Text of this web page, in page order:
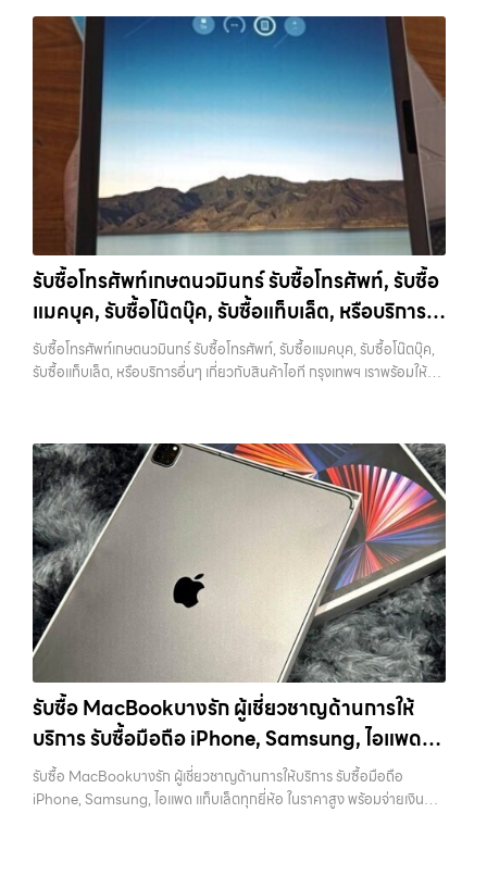
วัชรพล, รามอินทรา, รวมถึง บางนา, บางพลี, เกษตรนวมินทร์, เสนานิคม,
วังหินไม่ว่าคุณจะต้องการ รับซื้อโทรศัพท์, รับซื้อแมคบุค, รับซื้อโน๊ตบุ๊ค, รับ
ซื้อแท็บเล็ต, หรือบริการอื่นๆ เกี่ยวกับสินค้าไอที กรุงเทพฯ – เราพร้อมให้
บริการครบวงจร บริการของเรา เราให้บริการแบบครบวงจรสำหรับลูกค้าที่
ต้องการขายอุปกรณ์ไอที…
ต้องการเปลี่ยนรุ่น หรือต้องการเงินด่วน เราจึงมอบบริการประเมินสภาพ
เครื่อง ฟรี ปราบปรามความยุ่งยากทั้งหลาย โดยเน้น โปร่งใส มั่นใจได้ และ
จ่ายเงินทันทีเมื่อตกลงซื้อขายสำเร็จ บริการของเราครอบคลุมทั้ง iPhone
สายใหม่-เก่า, Samsung ทุกรุ่น, iPad และแท็บเล็ตทุกแบรนด์ เรารับถึงแม้
จะอยู่ในสภาพใช้งานแล้ว ตกแต่งแล้ว หรือมีรอยบ้าง เพราะมูลค่าของเครื่อง
ไม่ได้ขึ้นอยู่แค่ยี่ห้อ แต่ขึ้นอยู่กับสภาพจริง ความครบชุด และความสะดวกใน
การขายของคุณ เราจึงตั้งใจให้บริการในเขต ลาดพร้าว, รัชดา, บางรัก,
แจ้งวัฒนะ, บางแค, วัชรพล, รามอินทรา, บางนา, บางพลี, เกษตรนวมินทร์,
เสนานิคม, วังหิน อย่างเต็มที่ ไม่ว่าคุณจะค้นหาคำว่า “รับซื้อมือถือใกล้ฉัน”,
“รับซื้อโทรศัพท์มือสองกรุงเทพ”, “ขาย iPad ได้ราคา”, “รับซื้อแท็บเล็ต
กรุงเทพถึงที่”, หรือ “รับซื้อ Samsung มือสอง ราคาสูง” — ที่นี่คือคำตอบ
เพราะบริการของเรามุ่งตรงให้คุณได้รับราคาและความสะดวกสบายที่เหนือ
กว่า เลือกเราแล้วคุณจะได้บริการที่คุณไว้วางใจ พร้อมทีมงานที่พร้อม
อำนวยความสะดวก นัดรับถึงที่ ตรวจสภาพอย่างมืออาชีพ และจ่ายเงินทันที
ทั้งหมดนี้เพื่อให้การขายอุปกรณ์ของคุณเป็นเรื่องง่ายขึ้น ดีกว่า รวดเร็วกว่า
และคุ้มค่ากว่า ทำไมต้องเลือกเรา ผู้เชี่ยวชาญด้านการให้บริการ รับซื้อมือถือ
iPhone, Samsung, ไอแพด แท็บเล็ตทุกยี่ห้อ ในราคาสูง พร้อมจ่ายเงิน
วังหินไม่ว่าคุณจะต้องการ รับซื้อโทรศัพท์, รับซื้อแมคบุค, รับซื้อโน๊ตบุ๊ค, รับ
ซื้อแท็บเล็ต, หรือบริการอื่นๆ เกี่ยวกับสินค้าไอที กรุงเทพฯ – เราพร้อมให้
บริการครบวงจร บริการของเรา เราให้บริการแบบครบวงจรสำหรับลูกค้าที่
ต้องการขายอุปกรณ์ไอที ไม่ว่าจะเป็น: รับซื้อไอโฟน ทุกรุ่น…
วัชรพล รามอินทรา รับซื้อโทรศัพท์วัชรพล — รับซื้อมือถือ หรือ รับซื้อ
แท็บเล็ต ที่ให้ราคาเป็นธรรมและบริการรวดเร็ว บริการครอบคลุมทั่วกรุงเทพ
และพื้นที่ใกล้เคียง รับซื้อโทรศัพท์วัชรพล รับซื้อมือถือ หรือ รับซื้อแท็บเล็ต ที่
ให้ราคาเป็นธรรมและบริการรวดเร็ว บริการครอบคลุมทั่วกรุงเทพ และพื้นที่
ใกล้เคียง รับซื้อ iPhone… รับซื้อโทรศัพท์วัชรพล รับซื้อ iPhone ทุกรุ่น ให้
ราคาสูง พร้อมจ่ายเงินทันที ประสบการณ์เหนือระดับกับการ รับซื้อไอ
โฟน, รับซื้อไอแพด, รับซื้อมือถือ ยินดีต้อนรับสู่ “รับซื้อขายมือถือ.com”
เว็บไซต์ที่คุณไว้วางใจได้ สำหรับบริการ รับซื้อ มือถือ iPhone, Samsung,
iPad, แท็บเล็ต ทุกยี่ห้อ ให้ราคาสูง พร้อมจ่ายเงินทันที ครอบคลุมพื้นที่
ลาดพร้าว, รัชดา, บางรัก, แจ้งวัฒนะ, บางแค, วัชรพล, รามอินทรา และเขต
กรุงเทพฯ ใกล้ “ใกล้ ฉัน” ที่สุด ในยุคที่สมาร์ทโฟน แท็บเล็ต และอุปกรณ์ไอที
ใหม่ๆ เปลี่ยนรุ่นกันแทบทุกช่วงเวลา อุปกรณ์ที่คุณใช้แล้วอาจกลายเป็นของ
ที่ไม่ได้ใช้งานอยู่เฉยๆ เว็บไซต์ของเราจึงเกิดขึ้นเพื่อเป็นทางเลือกให้คุณ
สามารถเปลี่ยนอุปกรณ์ที่ไม่ใช้แล้วให้กลายเป็นเงินสดได้ทันที ด้วยบริการ รับ
แท็บเล็ต, รับซื้อสินค้าไอทีกรุงเทพมหานคร อย่างครบวงจร ไม่ว่าคุณจะอยู่
โซนเมืองหรือเขตชานเมือง เรามีทีมงานพร้อมให้บริการถึงที่ในพื้นที่ “ใกล้
ต้องการเปลี่ยนรุ่น หรือต้องการเงินด่วน เราจึงมอบบริการประเมินสภาพ
เครื่อง ฟรี ปราบปรามความยุ่งยากทั้งหลาย โดยเน้น โปร่งใส มั่นใจได้ และ
จ่ายเงินทันทีเมื่อตกลงซื้อขายสำเร็จ บริการของเราครอบคลุมทั้ง iPhone
สายใหม่-เก่า, Samsung ทุกรุ่น, iPad และแท็บเล็ตทุกแบรนด์ เรารับถึงแม้
จะอยู่ในสภาพใช้งานแล้ว ตกแต่งแล้ว หรือมีรอยบ้าง เพราะมูลค่าของเครื่อง
ไม่ได้ขึ้นอยู่แค่ยี่ห้อ แต่ขึ้นอยู่กับสภาพจริง ความครบชุด และความสะดวกใน
การขายของคุณ เราจึงตั้งใจให้บริการในเขต ลาดพร้าว, รัชดา, บางรัก,
แจ้งวัฒนะ, บางแค, วัชรพล, รามอินทรา, บางนา, บางพลี, เกษตรนวมินทร์,
เสนานิคม, วังหิน อย่างเต็มที่ ไม่ว่าคุณจะค้นหาคำว่า “รับซื้อมือถือใกล้ฉัน”,
“รับซื้อโทรศัพท์มือสองกรุงเทพ”, “ขาย iPad ได้ราคา”, “รับซื้อแท็บเล็ต
กรุงเทพถึงที่”, หรือ “รับซื้อ Samsung มือสอง ราคาสูง” — ที่นี่คือคำตอบ
เพราะบริการของเรามุ่งตรงให้คุณได้รับราคาและความสะดวกสบายที่เหนือ
กว่า เลือกเราแล้วคุณจะได้บริการที่คุณไว้วางใจ พร้อมทีมงานที่พร้อม
อำนวยความสะดวก นัดรับถึงที่ ตรวจสภาพอย่างมืออาชีพ และจ่ายเงินทันที
ทั้งหมดนี้เพื่อให้การขายอุปกรณ์ของคุณเป็นเรื่องง่ายขึ้น ดีกว่า รวดเร็วกว่า
และคุ้มค่ากว่า ทำไมต้องเลือกเรา ผู้เชี่ยวชาญด้านการให้บริการ รับซื้อมือถือ
iPhone, Samsung, ไอแพด แท็บเล็ตทุกยี่ห้อ ในราคาสูง พร้อมจ่ายเงิน
รับซื้อโทรศัพท์เกษตนวมินทร์ รับซื้อโทรศัพท์, รับซื้อ
แมคบุค, รับซื้อโน๊ตบุ๊ค, รับซื้อแท็บเล็ต, หรือบริการ
อื่นๆ เกี่ยวกับสินค้าไอที กรุงเทพฯ เราพร้อมให้
บริการครบวงจร
รับซื้อโทรศัพท์เกษตนวมินทร์ รับซื้อโทรศัพท์, รับซื้อแมคบุค, รับซื้อโน๊ตบุ๊ค,
รับซื้อแท็บเล็ต, หรือบริการอื่นๆ เกี่ยวกับสินค้าไอที กรุงเทพฯ เราพร้อมให้
แจ้งวัฒนะ บางแค วัชรพล รามอินทรา รับซื้อโทรศัพท์เกษตนวมินทร์ — รับ
ซื้อโทรศัพท์, รับซื้อแมคบุค, รับซื้อโน๊ตบุ๊ค, รับซื้อแท็บเล็ต, หรือบริการอื่นๆ
เกี่ยวกับสินค้าไอที กรุงเทพฯ เราพร้อมให้บริการครบวงจร รับซื้อโทรศัพท์
เกษตนวมินทร์ รับซื้อโทรศัพท์, รับซื้อแมคบุค, รับซื้อโน๊ตบุ๊ค, รับซื้อแท็บเล็ต,
หรือบริการอื่นๆ เกี่ยวกับสินค้าไอที กรุงเทพฯ… รับซื้อโทรศัพท์เกษตนวมิ
นทร์ รับซื้อ iPad และแท็บเล็ตทุกแบรนด์ ทุกสภาพ — ขอขายง่าย ได้เงินเร็ว
ประสบการณ์เหนือระดับกับการ รับซื้อไอโฟน, รับซื้อไอแพด, รับซื้อมือถือ
ยินดีต้อนรับสู่ “รับซื้อขายมือถือ.com” เว็บไซต์ที่คุณไว้วางใจได้ สำหรับ
บริการ รับซื้อ มือถือ iPhone, Samsung, iPad, แท็บเล็ต ทุกยี่ห้อ ให้ราคา
สูง พร้อมจ่ายเงินทันที ครอบคลุมพื้นที่ ลาดพร้าว, รัชดา, บางรัก,
แจ้งวัฒนะ, บางแค, วัชรพล, รามอินทรา และเขตกรุงเทพฯ ใกล้ “ใกล้ ฉัน”
ที่สุด ในยุคที่สมาร์ทโฟน แท็บเล็ต และอุปกรณ์ไอทีใหม่ๆ เปลี่ยนรุ่นกันแทบ
ทุกช่วงเวลา อุปกรณ์ที่คุณใช้แล้วอาจกลายเป็นของที่ไม่ได้ใช้งานอยู่เฉยๆ
เว็บไซต์ของเราจึงเกิดขึ้นเพื่อเป็นทางเลือกให้คุณสามารถเปลี่ยนอุปกรณ์ที่
ไม่ใช้แล้วให้กลายเป็นเงินสดได้ทันที ด้วยบริการ รับซื้อไอโฟน, รับซื้อไอแพด,
รับซื้อมือถือ, รับซื้อโทรศัพท์, รับซื้อโน๊ตบุ๊ค, รับซื้อแท็บเล็ต, รับซื้อสินค้าไอที
กรุงเทพมหานคร อย่างครบวงจร ไม่ว่าคุณจะอยู่โซนเมืองหรือเขตชานเมือง
รับซื้อ MacBookบางรัก ผู้เชี่ยวชาญด้านการให้
บริการ รับซื้อมือถือ iPhone, Samsung, ไอแพด
แท็บเล็ตทุกยี่ห้อ ในราคาสูง พร้อมจ่ายเงินทันที
รับซื้อ MacBookบางรัก ผู้เชี่ยวชาญด้านการให้บริการ รับซื้อมือถือ
iPhone, Samsung, ไอแพด แท็บเล็ตทุกยี่ห้อ ในราคาสูง พร้อมจ่ายเงิน